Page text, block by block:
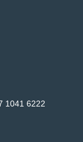
1041 6222